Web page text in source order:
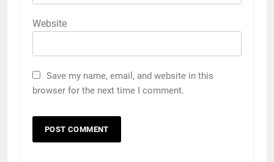
Website
Save my name, email, and website in this
browser for the next time I comment.